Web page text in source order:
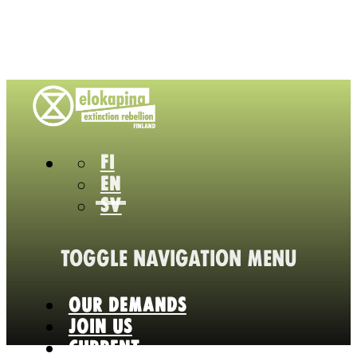
FI
EN
SV
TOGGLE NAVIGATION MENU
OUR DEMANDS
JOIN US
CURRENT